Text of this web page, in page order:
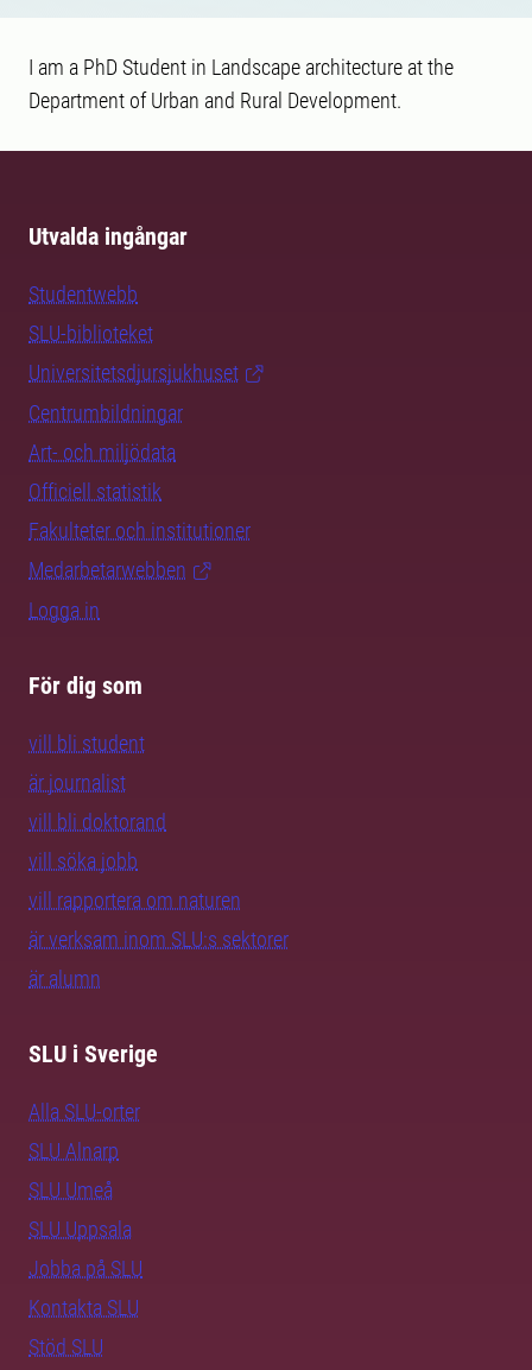
I am a PhD Student in Landscape architecture at the
Department of Urban and Rural Development.
Utvalda ingångar
Studentwebb
SLU-biblioteket
Universitetsdjursjukhuset
Centrumbildningar
Art- och miljödata
Officiell statistik
Fakulteter och institutioner
Medarbetarwebben
Logga in
För dig som
vill bli student
är journalist
vill bli doktorand
vill söka jobb
vill rapportera om naturen
är verksam inom SLU:s sektorer
är alumn
SLU i Sverige
Alla SLU-orter
SLU Alnarp
SLU Umeå
SLU Uppsala
Jobba på SLU
Kontakta SLU
Stöd SLU